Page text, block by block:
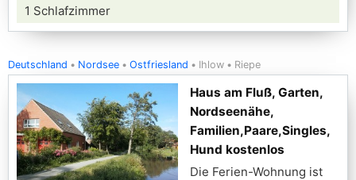
1 Schlafzimmer
Deutschland Nordsee Ostfriesland Ihlow Riepe
Haus am Fluß, Garten,
Nordseenähe,
Familien,Paare,Singles,
Hund kostenlos
Die Ferien-Wohnung ist